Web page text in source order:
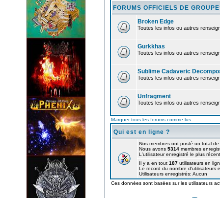
FORUMS OFFICIELS DE
Broken Edge
Toutes les infos ou autres
Gurkkhas
Toutes les infos ou autres
Sublime Cadaveric
Toutes les infos ou autres
Unfragment
Toutes les infos ou autres
Marquer tous les forums comme lus
Qui est en ligne ?
Nos membres ont posté un total de
Nous avons 5314 membres
L'utilisateur enregistré le plus
Il y a en tout 187 utilisateurs en
Le record du nombre d'utilisateurs
Utilisateurs enregistrés: Aucun
Ces données sont basées sur les utilisateurs